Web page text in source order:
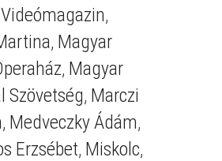
,
, Magyar
, Magyar
Szövetség, Marczi
, Medveczky Ádám,
Erzsébet, Miskolc,